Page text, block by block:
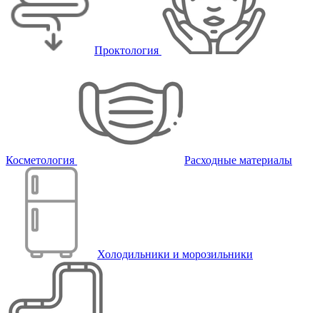
Проктология
Косметология Расходные материалы
Холодильники и морозильники